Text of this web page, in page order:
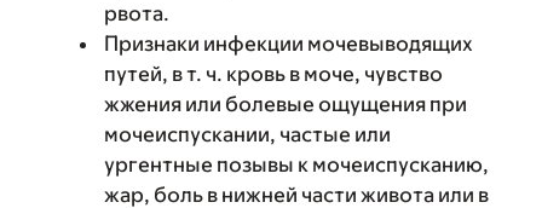
рвота.
Признаки инфекции мочевыводящих
путей, в т. ч. кровь в моче, чувство
жжения или болевые ощущения при
мочеиспускании, частые или
ургентные позывы к мочеиспусканию,
жар, боль в нижней части живота или в